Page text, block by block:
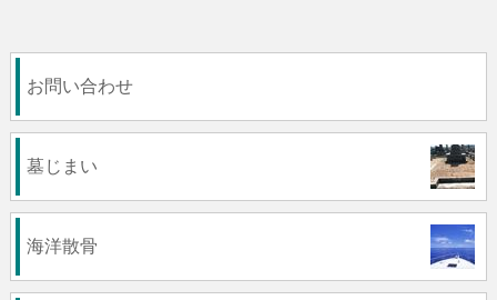
お問い合わせ
墓じまい
海洋散骨